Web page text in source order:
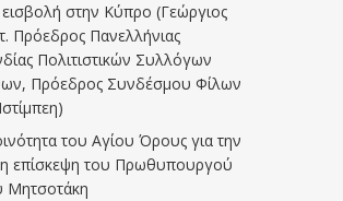
εισβολή στην Κύπρο (Γεώργιος
Πρόεδρος Πανελλήνιας
Πολιτιστικών Συλλόγων
Πρόεδρος Συνδέσμου Φίλων
του Αγίου Όρους για την
επίσκεψη του Πρωθυπουργού
Μητσοτάκη